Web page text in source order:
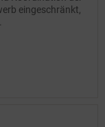
eingeschränkt,